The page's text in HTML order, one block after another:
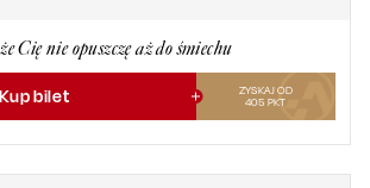
Cię nie opuszczę aż do śmiechu
Kup bilet
ZYSKAJ OD
405 PKT